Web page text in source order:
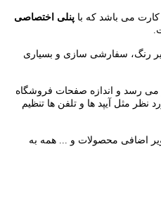
می باشد که باپنلی اختصاصی
رنگ، سفارشی سازی و بسیاری
و اندازه صفحات فروشگاه
مثل آیپد ها و تلفن ها تنظیم
محصولات و ... همه به